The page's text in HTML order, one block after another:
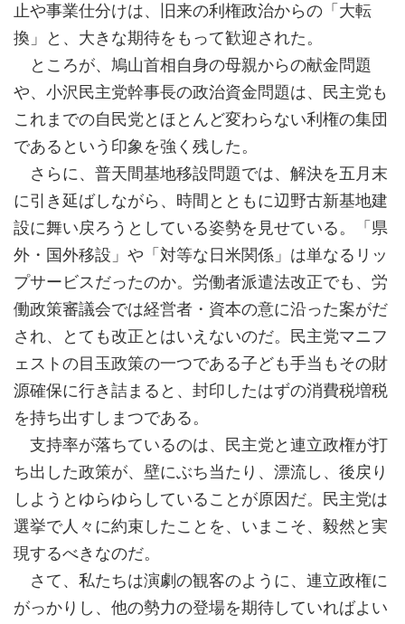
止や事業仕分けは、旧来の利権政治からの「大転
換」と、大きな期待をもって歓迎された。
ところが、鳩山首相自身の母親からの献金問題
や、小沢民主党幹事長の政治資金問題は、民主党も
これまでの自民党とほとんど変わらない利権の集団
であるという印象を強く残した。
さらに、普天間基地移設問題では、解決を五月末
に引き延ばしながら、時間とともに辺野古新基地建
設に舞い戻ろうとしている姿勢を見せている。「県
外・国外移設」や「対等な日米関係」は単なるリッ
プサービスだったのか。労働者派遣法改正でも、労
働政策審議会では経営者・資本の意に沿った案がだ
され、とても改正とはいえないのだ。民主党マニフ
ェストの目玉政策の一つである子ども手当もその財
源確保に行き詰まると、封印したはずの消費税増税
を持ち出すしまつである。
支持率が落ちているのは、民主党と連立政権が打
ち出した政策が、壁にぶち当たり、漂流し、後戻り
しようとゆらゆらしていることが原因だ。民主党は
選挙で人々に約束したことを、いまこそ、毅然と実
現するべきなのだ。
さて、私たちは演劇の観客のように、連立政権に
がっかりし、他の勢力の登場を期待していればよい